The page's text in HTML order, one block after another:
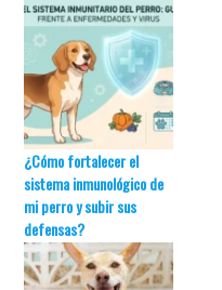
¿Cómo fortalecer el
sistema inmunológico de
mi perro y subir sus
defensas?